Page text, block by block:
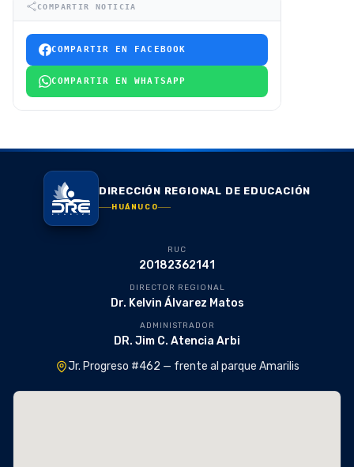
COMPARTIR NOTICIA
COMPARTIR EN FACEBOOK
COMPARTIR EN WHATSAPP
DIRECCIÓN REGIONAL DE EDUCACIÓN
HUÁNUCO
RUC
20182362141
DIRECTOR REGIONAL
Dr. Kelvin Álvarez Matos
ADMINISTRADOR
DR. Jim C. Atencia Arbi
Jr. Progreso #462 — frente al parque Amarilis